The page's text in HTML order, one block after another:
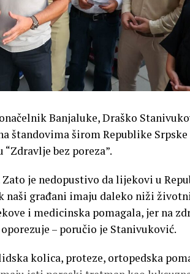
Banjaluke, Draško
štandovima širom Republike
bez poreza”.
je nedopustivo da lijekovi u
naši građani imaju daleko niži
i medicinska pomagala, jer na
– poručio je Stanivuković.
kolica, proteze, ortopedska